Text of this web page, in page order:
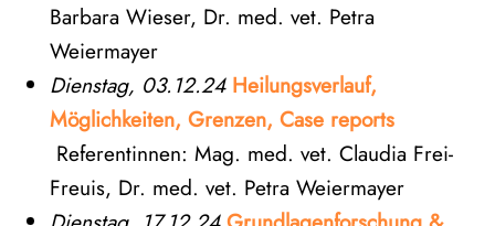
Barbara Wieser, Dr. med. vet. Petra
Weiermayer
Dienstag, 03.12.24 Heilungsverlauf,
Möglichkeiten, Grenzen, Case reports
Referentinnen: Mag. med. vet. Claudia Frei-
Freuis, Dr. med. vet. Petra Weiermayer